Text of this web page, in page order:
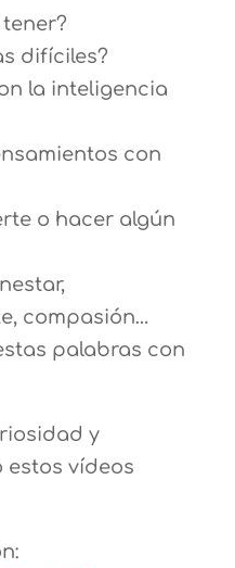
difíciles?
la inteligencia
con
o hacer algún
compasión…
palabras con
y
vídeos